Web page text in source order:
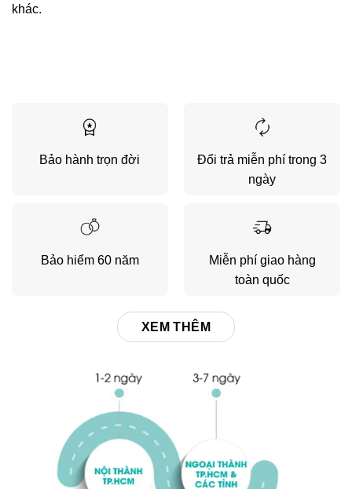
khác.
Bảo hành trọn đời
Đổi trả miễn phí trong 3
ngày
Bảo hiểm 60 năm
Miễn phí giao hàng
toàn quốc
XEM THÊM